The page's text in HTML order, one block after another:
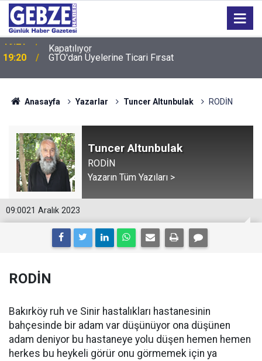
19:20 GTO'dan Üyelerine Ticari Fırsat
Anasayfa Yazarlar Tuncer Altunbulak RODİN
Tuncer Altunbulak
RODİN
Yazarın Tüm Yazıları >
09:0021 Aralık 2023
RODİN
Bakırköy ruh ve Sinir hastalıkları hastanesinin
bahçesinde bir adam var düşünüyor ona düşünen
adam deniyor bu hastaneye yolu düşen hemen hemen
herkes bu heykeli görür onu görmemek için ya